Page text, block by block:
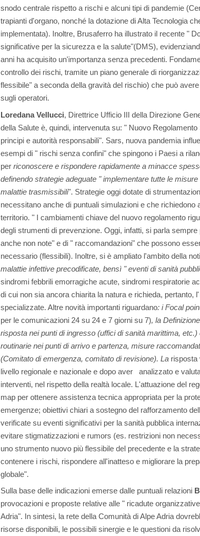
snodo centrale rispetto a rischi e alcuni tipi di pandemie
trapianti d'organo, nonché la dotazione di Alta Tecnologia
implementata). Inoltre, Brusaferro ha illustrato il recente "
significative per la sicurezza e la salute"(DMS),
anni ha acquisito un'importanza senza precedenti.
controllo dei rischi, tramite un piano generale di
flessibile" a seconda della gravità del rischio) che può
sugli operatori.
Loredana Vellucci, Direttrice Ufficio III della Direzione
della Salute è, quindi, intervenuta su: " Nuovo
principi e autorità responsabili". Sars, nuova pandemia
esempi di " rischi senza confini" che spingono i Paesi a
per riconoscere e rispondere rapidamente a minacce
definendo strategie adeguate " implementare tutte le
malattie trasmissibili". Strategie oggi dotate di
necessitano anche di puntuali simulazioni e che richiedono
territorio. " I cambiamenti chiave del nuovo regolamento
degli strumenti di prevenzione. Oggi, infatti, si parla
anche non note" e di " raccomandazioni" che possono
necessario (flessibili). Inoltre, si è ampliato l'ambito della
malattie infettive precodificate, bensì " eventi di sanità
sindromi febbrili emorragiche acute, sindromi respiratorie
di cui non sia ancora chiarita la natura e richieda, pertanto,
specializzate. Altre novità importanti riguardano: i Focal
per le comunicazioni 24 su 24 e 7 giorni su 7), la
risposta nei punti di ingresso (uffici di sanità marittima,
routinarie nei punti di arrivo e partenza, misure
(Comitato di emergenza, comitato di revisione). La risposta
livello regionale e nazionale e dopo aver analizzato e
interventi, nel rispetto della realtà locale. L'attuazione del
map per ottenere assistenza tecnica appropriata per la
emergenze; obiettivi chiari a sostegno del rafforzamento
verificate su eventi significativi per la sanità pubblica
evitare stigmatizzazioni e rumors (es. restrizioni non
uno strumento nuovo più flessibile del precedente e la
contenere i rischi, rispondere all'inatteso e migliorare la
globale".
Sulla base delle indicazioni emerse dalle puntuali relazioni
provocazioni e proposte relative alle " ricadute
Adria". In sintesi, la rete della Comunità di Alpe Adria
risorse disponibili, le possibili sinergie e le questioni da